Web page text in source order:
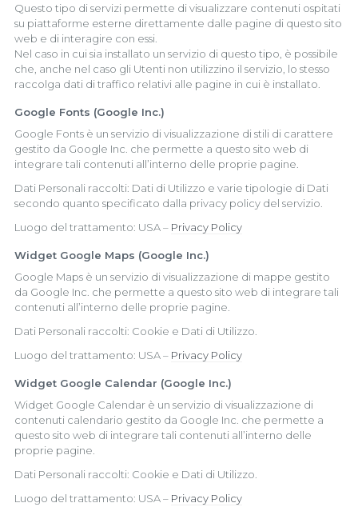
Questo tipo di servizi permette di visualizzare contenuti ospitati
su piattaforme esterne direttamente dalle pagine di questo sito
web e di interagire con essi.
Nel caso in cui sia installato un servizio di questo tipo, è possibile
che, anche nel caso gli Utenti non utilizzino il servizio, lo stesso
raccolga dati di traffico relativi alle pagine in cui è installato.
Google Fonts (Google Inc.)
Google Fonts è un servizio di visualizzazione di stili di carattere
gestito da Google Inc. che permette a questo sito web di
integrare tali contenuti all’interno delle proprie pagine.
Dati Personali raccolti: Dati di Utilizzo e varie tipologie di Dati
secondo quanto specificato dalla privacy policy del servizio.
Luogo del trattamento: USA – Privacy Policy
Widget Google Maps (Google Inc.)
Google Maps è un servizio di visualizzazione di mappe gestito
da Google Inc. che permette a questo sito web di integrare tali
contenuti all’interno delle proprie pagine.
Dati Personali raccolti: Cookie e Dati di Utilizzo.
Luogo del trattamento: USA – Privacy Policy
Widget Google Calendar (Google Inc.)
Widget Google Calendar è un servizio di visualizzazione di
contenuti calendario gestito da Google Inc. che permette a
questo sito web di integrare tali contenuti all’interno delle
proprie pagine.
Dati Personali raccolti: Cookie e Dati di Utilizzo.
Luogo del trattamento: USA – Privacy Policy